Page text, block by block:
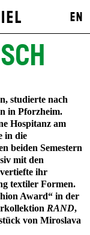
EN
studierte nach
in Pforzheim.
Hospitanz am
in die
beiden Semestern
mit den
ihr
textiler Formen.
Award“ in der
RAND,
von Miroslava